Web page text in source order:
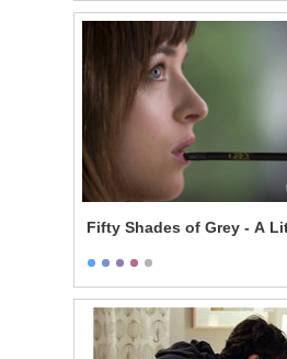
Fifty Shades of Grey - A